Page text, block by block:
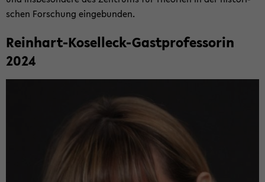
schen For­schung ein­ge­bun­den.
Reinhart-​Koselleck-Gastprofessorin
2024